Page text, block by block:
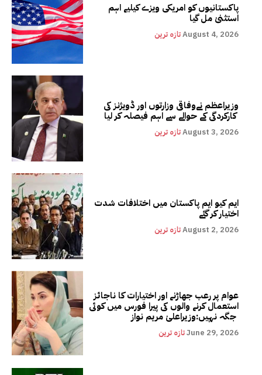
پاکستانیوں کو امریکی ویزے کیلیے اہم
استثنیٰ مل گیا
تازہ ترینAugust 4, 2026
وزیراعظم نےوفاقی وزارتوں اور ڈویژنز کی
کارکردگی کے حوالے سے اہم فیصلہ کر لیا
تازہ ترینAugust 3, 2026
ایم کیو ایم پاکستان میں اختلافات شدت
اختیار کر گئے
تازہ ترینAugust 2, 2026
عوام پر رعب جھاڑنے اور اختیارات کا ناجائز
استعمال کرنے والوں کی پیرا فورس میں کوئی
تازہ ترینJune 29, 2026